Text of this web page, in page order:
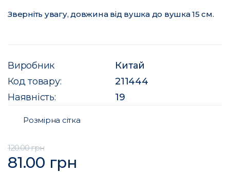
Зверніть увагу, довжина від вушка до вушка 15 см.
Виробник
Китай
Код товару:
211444
Наявність:
19
Розмірна сітка
120.00 грн
81.00 грн